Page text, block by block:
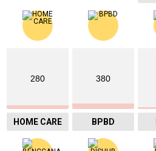
280
HOME CARE
380
BPBD